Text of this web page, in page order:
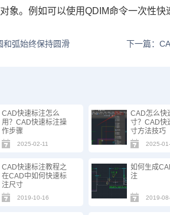
象。例如可以使用QDIM命令一次性快
和弧始终保持圆滑 下一篇：
CAD快速标注怎么
用？CAD快速标注操
作步骤
2025-02-11
CAD怎么快
寸？CAD快
寸方法技巧
2025-
CAD快速标注教程之
在CAD中如何快速标
注尺寸
2019-10-16
如何生成
注
2019-